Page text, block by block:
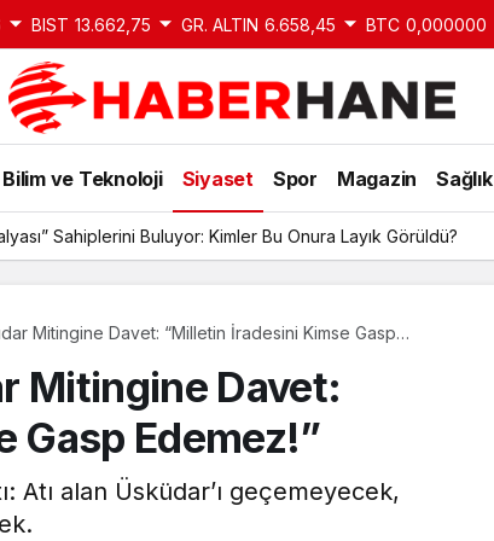
BIST 13.662,75 GR. ALTIN 6.658,45 BTC 0,000000
Bilim ve Teknoloji Siyaset Spor Magazin Sağlık
Sahiplerini Buluyor: Kimler Bu Onura Layık Görüldü?
Mitingine Davet: “Milletin İradesini Kimse Gasp
Mitingine Davet:
Gasp Edemez!”
Atı alan Üsküdar’ı geçemeyecek,